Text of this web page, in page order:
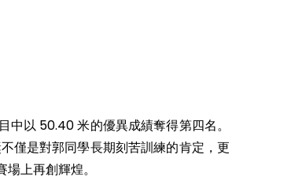
以 50.40 米的優異成績奪得第四名。
僅是對郭同學長期刻苦訓練的肯定，更
上再創輝煌。